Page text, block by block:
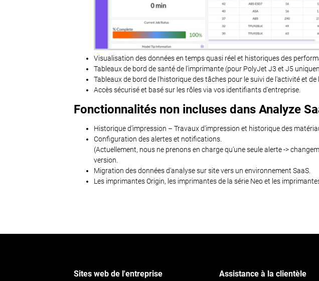
Visualisation des données en temps quasi réel et historiques des
Tableaux de bord de santé de l'imprimante (pour PolyJet J3 et J5
Tableaux de bord de l'historique des tâches pour le suivi de l'activité et
Accès sécurisé et basé sur les rôles via vos identifiants d'entreprise.
Fonctionnalités non incluses dans Analyze
Historique d'impression – Travaux d'impression et historique des
Configuration des alertes et notifications.
(Actuellement, nous ne prenons en charge qu'une seule alerte ->
version.
Migration des données d'analyse sur site vers un environnement SaaS.
Les imprimantes Origin, les imprimantes de la série Neo et les
Sites web de l'entreprise Assistance à la clientèle